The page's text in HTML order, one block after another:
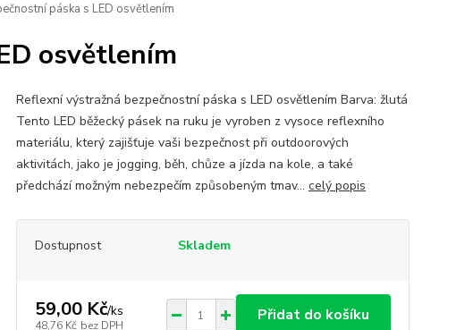
páska s LED osvětlením
osvětlením
Reflexní výstražná bezpečnostní páska s LED osvětlením Barva: žlutá
Tento LED běžecký pásek na ruku je vyroben z vysoce reflexního
materiálu, který zajišťuje vaši bezpečnost při outdoorových
aktivitách, jako je jogging, běh, chůze a jízda na kole, a také
předchází možným nebezpečím způsobeným tmav... celý popis
Dostupnost Skladem
59,00 Kč/ks
48,76 Kč bez DPH
Přidat do košíku